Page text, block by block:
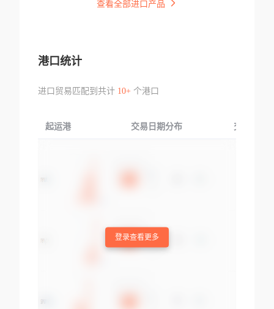
查看全部进口产品
港口统计
进口贸易匹配到共计 10+个港口
起运港 交易日期分布 交易产品
登录查看更多